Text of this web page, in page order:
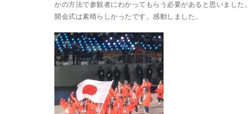
かの方法で参観者にわかってもらう必要があると思いました。
開会式は素晴らしかったです。感動しました。